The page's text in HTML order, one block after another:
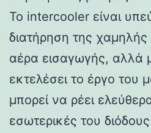
Το intercooler είναι
διατήρηση της
αέρα εισαγωγής, αλλά
εκτελέσει το έργο του
μπορεί να ρέει
εσωτερικές του